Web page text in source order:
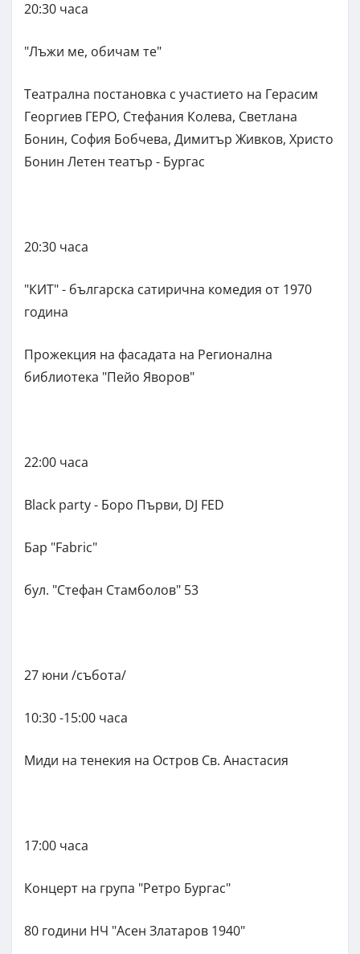
20:30 часа
"Лъжи ме, обичам те"
Театрална постановка с участието на Герасим
Георгиев ГЕРО, Стефания Колева, Светлана
Бонин, София Бобчева, Димитър Живков, Христо
Бонин Летен театър - Бургас
20:30 часа
"КИТ" - българска сатирична комедия от 1970
година
Прожекция на фасадата на Регионална
библиотека "Пейо Яворов"
22:00 часа
Black party - Боро Първи, DJ FED
Бар "Fabric"
бул. "Стефан Стамболов" 53
27 юни /събота/
10:30 -15:00 часа
Миди на тенекия на Остров Св. Анастасия
17:00 часа
Концерт на група "Ретро Бургас"
80 години НЧ "Асен Златаров 1940"